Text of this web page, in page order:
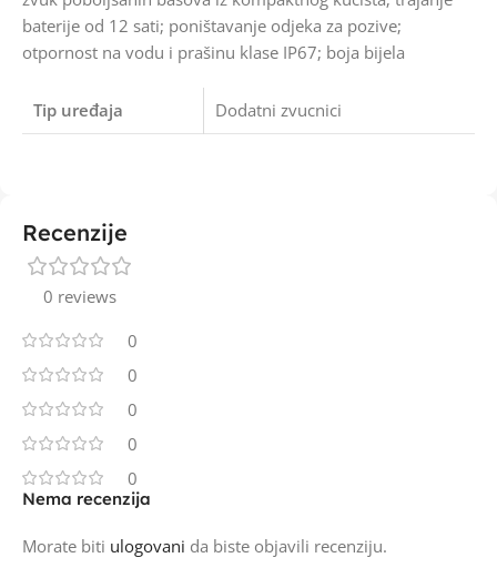
baterije od 12 sati; poništavanje odjeka za pozive;
otpornost na vodu i prašinu klase IP67; boja bijela
Tip uređaja Dodatni zvucnici
Recenzije
0 reviews
0
0
0
0
0
Nema recenzija
Morate biti ulogovani da biste objavili recenziju.